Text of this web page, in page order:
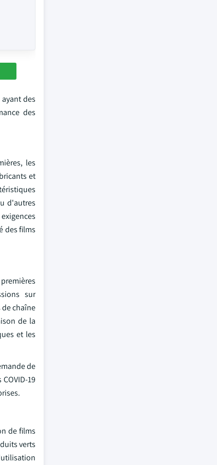
des
des
les
et
d'autres
des films
sur
chaîne
de la
et les
de
19
de films
verts